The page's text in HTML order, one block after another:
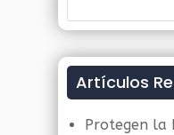
Artículos
Protegen la